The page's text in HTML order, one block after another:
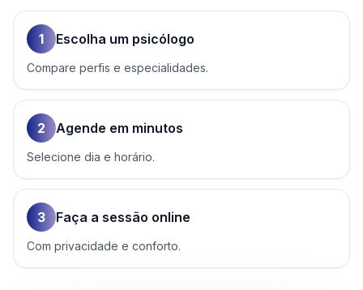
1 Escolha um psicólogo
Compare perfis e especialidades.
2 Agende em minutos
Selecione dia e horário.
3 Faça a sessão online
Com privacidade e conforto.